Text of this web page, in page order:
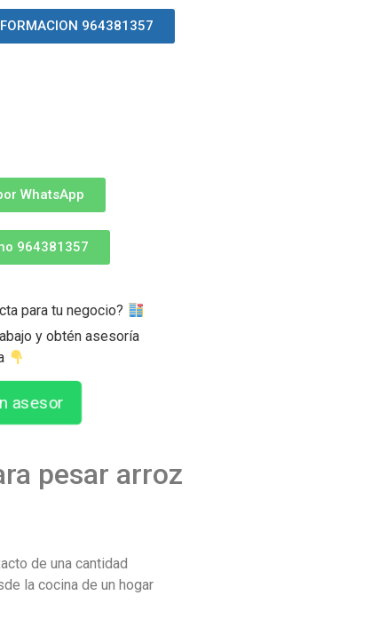
964381357
WhatsApp
964381357
para tu negocio?
y obtén asesoría
asesor
pesar arroz
de una cantidad
la cocina de un hogar